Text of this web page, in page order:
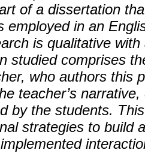
of a dissertation
employed in an
is qualitative
studied comprises
who authors this
teacher’s
by the students.
strategies to build